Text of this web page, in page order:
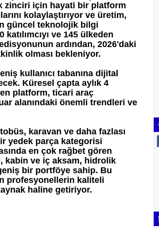
zinciri için hayati bir platform
kolaylaştırıyor ve üretim,
güncel teknolojik bilgi
ve 145 ülkeden
ardından, 2026'daki
olması bekleniyor.
kullanıcı tabanına dijital
Küresel çapta aylık 4
platform, ticari araç
alanındaki önemli trendleri ve
karavan ve daha fazlası
yedek parça kategorisi
en çok rağbet gören
kabin ve iç aksam, hidrolik
bir portföye sahip. Bu
profesyonellerin kaliteli
haline getiriyor.